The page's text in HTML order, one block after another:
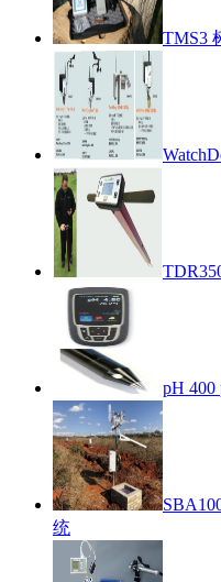
TMS3
pH 400
统